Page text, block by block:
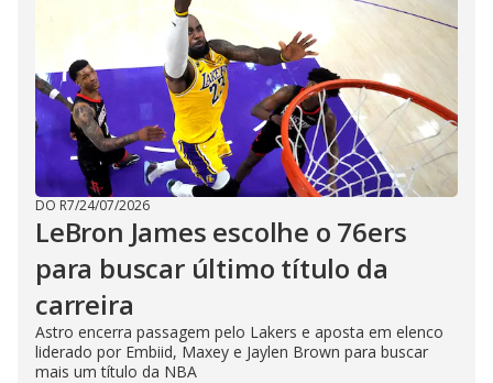
DO R7/24/07/2026
LeBron James escolhe o 76ers
para buscar último título da
carreira
Astro encerra passagem pelo Lakers e aposta em elenco
liderado por Embiid, Maxey e Jaylen Brown para buscar
mais um título da NBA